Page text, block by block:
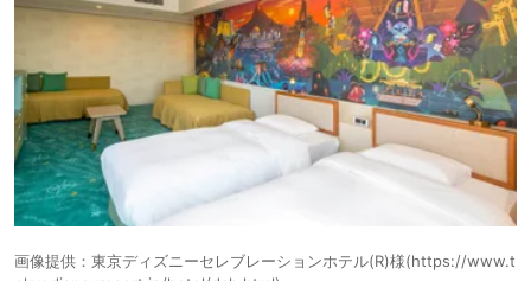
画像提供：東京ディズニーセレブレーションホテル(R)様(https://www.t